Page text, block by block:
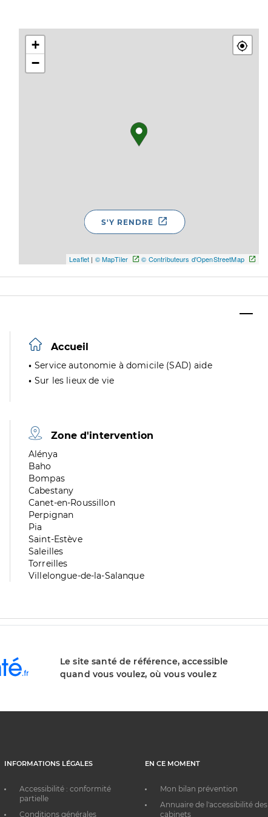
+
−
Leaflet | © MapTiler © Contributeurs d'OpenStreetMap
S'Y RENDRE
Accueil
Service autonomie à domicile (SAD) aide
Sur les lieux de vie
Zone d'intervention
Zone
de
division
Alénya
Zone
de
division
Baho
Zone
de
division
Bompas
Zone
de
division
Cabestany
Zone
de
division
Canet-en-Roussillon
Zone
de
division
Perpignan
Zone
de
division
Pia
Zone
de
division
Saint-Estève
Zone
de
division
Saleilles
Zone
de
Torreilles
Zone
Villelongue-de-la-Salanque
Le site santé de référence, accessible
quand vous voulez, où vous voulez
INFORMATIONS LÉGALES
Accessibilité : conformité
partielle
Conditions générales
EN CE MOMENT
Mon bilan prévention
Annuaire de l'accessibilité des
cabinets